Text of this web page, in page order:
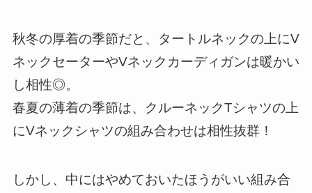
秋冬の厚着の季節だと、タートルネックの上にV
ネックセーターやVネックカーディガンは暖かい
し相性◎。
春夏の薄着の季節は、クルーネックTシャツの上
にVネックシャツの組み合わせは相性抜群！
しかし、中にはやめておいたほうがいい組み合